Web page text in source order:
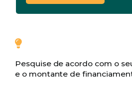
Pesquise de acordo com o
e o montante de